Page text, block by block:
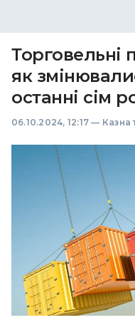
Торговельні
як
останні сім
06.10.2024, 12:17 — Казна